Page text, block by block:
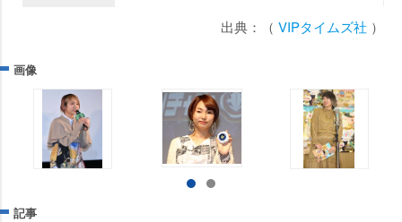
出典：（ VIPタイムズ社 ）
画像
記事